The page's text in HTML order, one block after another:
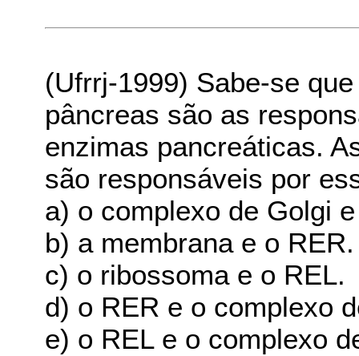
(Ufrrj-1999) Sabe-se
pâncreas são as
enzimas pancreáticas.
são responsáveis por
a) o complexo de Golgi
b) a membrana e o RER.
c) o ribossoma e o REL.
d) o RER e o complexo
e) o REL e o complexo